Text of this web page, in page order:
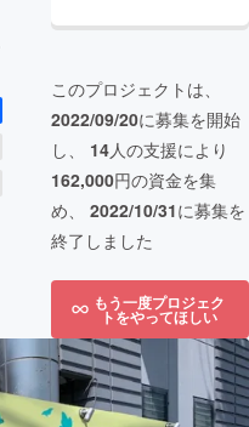
このプロジェクトは、
2022/09/20に募集を開始
し、 14人の支援により
162,000円の資金を集
め、 2022/10/31に募集を
終了しました
もう一度プロジェク
トをやってほしい